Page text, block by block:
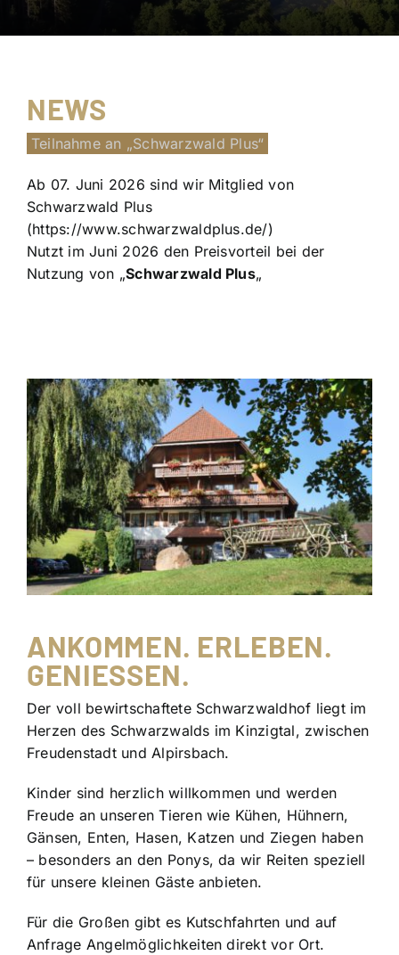
NEWS
Teilnahme an „Schwarzwald Plus“
Ab 07. Juni 2026 sind wir Mitglied von
Schwarzwald Plus
(https://www.schwarzwaldplus.de/)
Nutzt im Juni 2026 den Preisvorteil bei der
Nutzung von „Schwarzwald Plus„
ANKOMMEN. ERLEBEN.
GENIESSEN.
Der voll bewirtschaftete Schwarzwaldhof liegt im
Herzen des Schwarzwalds im Kinzigtal, zwischen
Freudenstadt und Alpirsbach.
Kinder sind herzlich willkommen und werden
Freude an unseren Tieren wie Kühen, Hühnern,
Gänsen, Enten, Hasen, Katzen und Ziegen haben
– besonders an den Ponys, da wir Reiten speziell
für unsere kleinen Gäste anbieten.
Für die Großen gibt es Kutschfahrten und auf
Anfrage Angelmöglichkeiten direkt vor Ort.